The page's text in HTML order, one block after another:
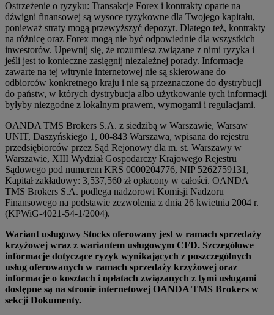
Ostrzeżenie o ryzyku: Transakcje Forex i kontrakty oparte na
dźwigni finansowej są wysoce ryzykowne dla Twojego kapitału,
ponieważ straty mogą przewyższyć depozyt. Dlatego też, kontrakty
na różnicę oraz Forex mogą nie być odpowiednie dla wszystkich
inwestorów. Upewnij się, że rozumiesz związane z nimi ryzyka i
jeśli jest to konieczne zasięgnij niezależnej porady. Informacje
zawarte na tej witrynie internetowej nie są skierowane do
odbiorców konkretnego kraju i nie są przeznaczone do dystrybucji
do państw, w których dystrybucja albo użytkowanie tych informacji
byłyby niezgodne z lokalnym prawem, wymogami i regulacjami.
OANDA TMS Brokers S.A. z siedzibą w Warszawie, Warsaw
UNIT, Daszyńskiego 1, 00-843 Warszawa, wpisana do rejestru
przedsiębiorców przez Sąd Rejonowy dla m. st. Warszawy w
Warszawie, XIII Wydział Gospodarczy Krajowego Rejestru
Sądowego pod numerem KRS 0000204776, NIP 5262759131,
Kapitał zakładowy: 3,537,560 zł opłacony w całości. OANDA
TMS Brokers S.A. podlega nadzorowi Komisji Nadzoru
Finansowego na podstawie zezwolenia z dnia 26 kwietnia 2004 r.
(KPWiG-4021-54-1/2004).
Wariant usługowy Stocks oferowany jest w ramach sprzedaży
krzyżowej wraz z wariantem usługowym CFD. Szczegółowe
informacje dotyczące ryzyk wynikających z poszczególnych
usług oferowanych w ramach sprzedaży krzyżowej oraz
informacje o kosztach i opłatach związanych z tymi usługami
dostępne są na stronie internetowej OANDA TMS Brokers w
sekcji Dokumenty.